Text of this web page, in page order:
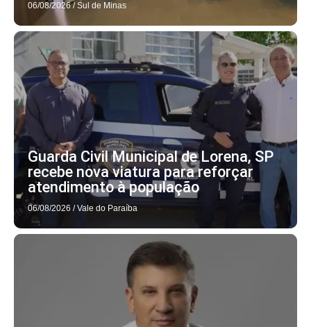
06/08/2026 / Sul de Minas
Guarda Civil Municipal de Lorena, SP
recebe nova viatura para reforçar
atendimento à população
06/08/2026 / Vale do Paraíba